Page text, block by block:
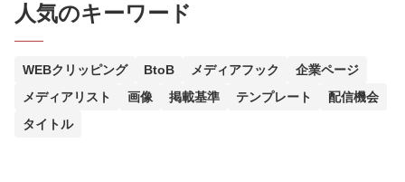
人気のキーワード
WEBクリッピング BtoB メディアフック
企業ページ
メディアリスト
画像 掲載基準 テンプレート
配信機会
タイトル